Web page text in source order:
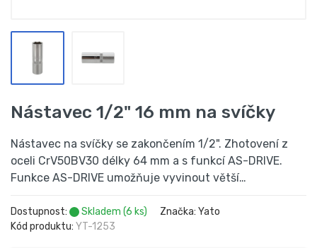
Nástavec 1/2" 16 mm na svíčky
Nástavec na svíčky se zakončením 1/2". Zhotovení z
oceli CrV50BV30 délky 64 mm a s funkcí AS-DRIVE.
Funkce AS-DRIVE umožňuje vyvinout větší…
Dostupnost: Skladem (6 ks)
Značka: Yato
Kód produktu: YT-1253